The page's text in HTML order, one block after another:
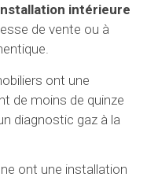
intérieure
de vente ou à
ont une
de moins de quinze
diagnostic gaz à la
ont une installation